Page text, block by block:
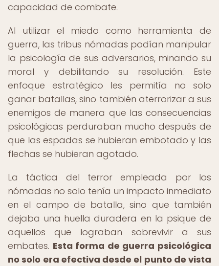
capacidad de combate.
Al utilizar el miedo como herramienta de
guerra, las tribus nómadas podían manipular
la psicología de sus adversarios, minando su
moral y debilitando su resolución. Este
enfoque estratégico les permitía no solo
ganar batallas, sino también aterrorizar a sus
enemigos de manera que las consecuencias
psicológicas perduraban mucho después de
que las espadas se hubieran embotado y las
flechas se hubieran agotado.
La táctica del terror empleada por los
nómadas no solo tenía un impacto inmediato
en el campo de batalla, sino que también
dejaba una huella duradera en la psique de
aquellos que lograban sobrevivir a sus
embates. Esta forma de guerra psicológica
no solo era efectiva desde el punto de vista